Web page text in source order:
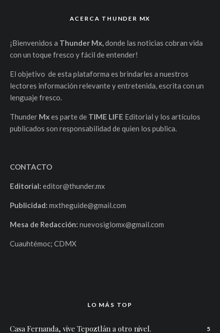
ACERCA THUNDER MX
¡Bienvenidos a Thunder Mx,donde las noticias cobran vida
con un toque fresco y fácil de entender!
El objetivo de esta plataforma es brindarles a nuestros
lectores información relevante y entretenida, escrita con un
lenguaje fresco.
Thunder Mxes parte de TIME LIFE Editorial y los artículos
publicados son responsabilidad de quien los publica.
CONTACTO
Editorial: editor@thunder.mx
Publicidad: mxtheguide@gmail.com
Mesa de Redacción: nuevosiglomx@gmail.com
Cuauhtémoc; CDMX
LO MÁS TOP
Casa Fernanda, vive Tepoztlán a otro nivel. 5